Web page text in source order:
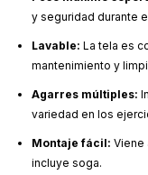
y seguridad durante
Lavable: La tela es
mantenimiento y
Agarres múltiples:
variedad en los
Montaje fácil: Viene
incluye soga.